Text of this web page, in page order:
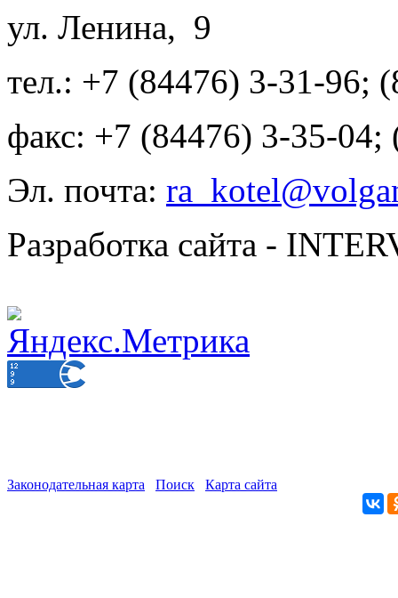
ул. Ленина, 9
тел.: +7 (84476) 3-31-96;
факс: +7 (84476) 3-35-04;
Эл. почта:
Разработка сайта -
Законодательная карта Поиск Карта сайта